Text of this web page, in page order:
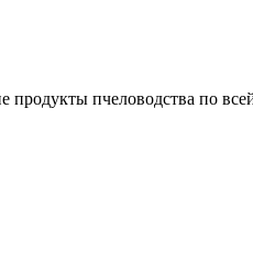
продукты пчеловодства по